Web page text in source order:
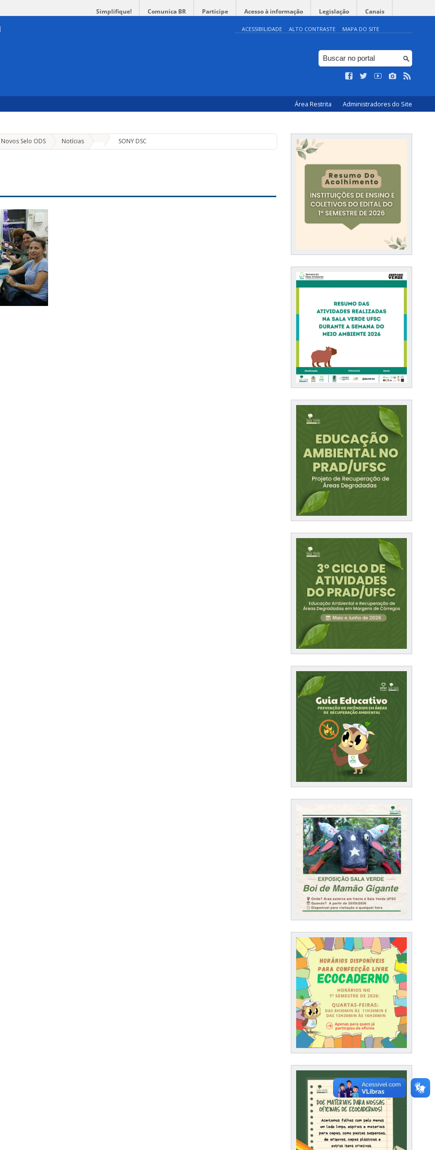
Simplifique! Comunica BR Participe Acesso à informação Legislação Canais
ACESSIBILIDADE ALTO CONTRASTE MAPA DO SITE
Área Restrita Administradores do Site
Selo ODS Notícias SONY DSC